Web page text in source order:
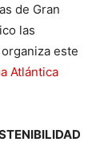
de Gran
las
este
Atlántica